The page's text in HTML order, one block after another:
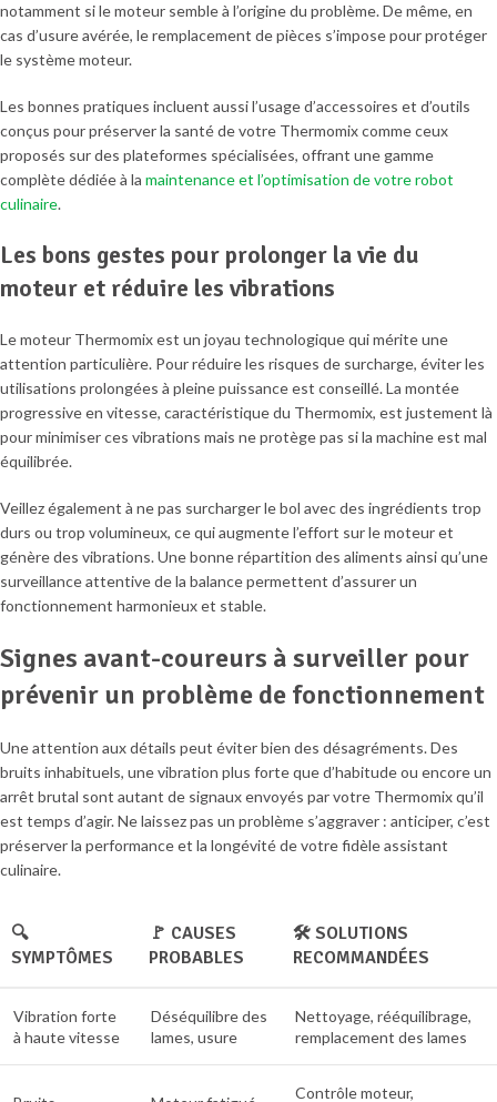
notamment si le moteur semble à l’origine du problème. De même, en
cas d’usure avérée, le remplacement de pièces s’impose pour protéger
le système moteur.
Les bonnes pratiques incluent aussi l’usage d’accessoires et d’outils
conçus pour préserver la santé de votre Thermomix comme ceux
proposés sur des plateformes spécialisées, offrant une gamme
complète dédiée à la maintenance et l’optimisation de votre robot
culinaire.
Les bons gestes pour prolonger la vie du
moteur et réduire les vibrations
Le moteur Thermomix est un joyau technologique qui mérite une
attention particulière. Pour réduire les risques de surcharge, éviter les
utilisations prolongées à pleine puissance est conseillé. La montée
progressive en vitesse, caractéristique du Thermomix, est justement là
pour minimiser ces vibrations mais ne protège pas si la machine est mal
équilibrée.
Veillez également à ne pas surcharger le bol avec des ingrédients trop
durs ou trop volumineux, ce qui augmente l’effort sur le moteur et
génère des vibrations. Une bonne répartition des aliments ainsi qu’une
surveillance attentive de la balance permettent d’assurer un
fonctionnement harmonieux et stable.
Signes avant-coureurs à surveiller pour
prévenir un problème de fonctionnement
Une attention aux détails peut éviter bien des désagréments. Des
bruits inhabituels, une vibration plus forte que d’habitude ou encore un
arrêt brutal sont autant de signaux envoyés par votre Thermomix qu’il
est temps d’agir. Ne laissez pas un problème s’aggraver : anticiper, c’est
préserver la performance et la longévité de votre fidèle assistant
culinaire.
🔍
SYMPTÔMES
🚩 CAUSES
PROBABLES
🛠️ SOLUTIONS
RECOMMANDÉES
Vibration forte
à haute vitesse
Déséquilibre des
lames, usure
Nettoyage, rééquilibrage,
remplacement des lames
Contrôle moteur,